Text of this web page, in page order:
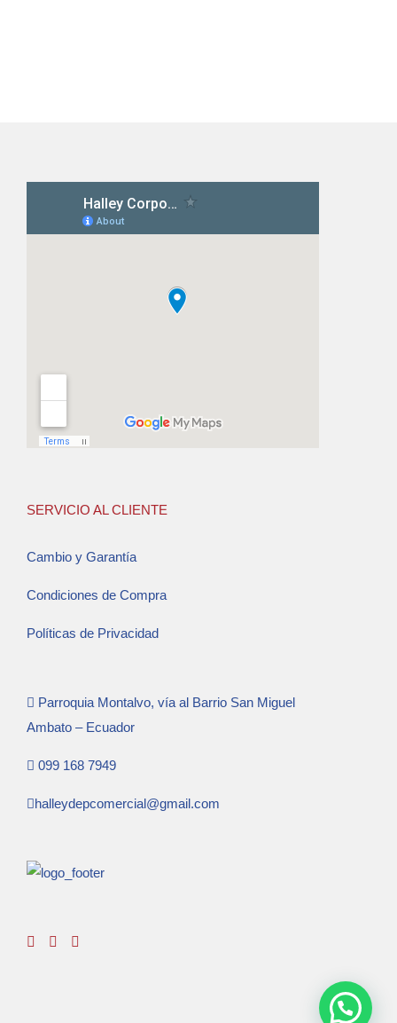
SERVICIO AL CLIENTE
Cambio y Garantía
Condiciones de Compra
Políticas de Privacidad
Parroquia Montalvo, vía al Barrio San Miguel
Ambato – Ecuador
099 168 7949
halleydepcomercial@gmail.com